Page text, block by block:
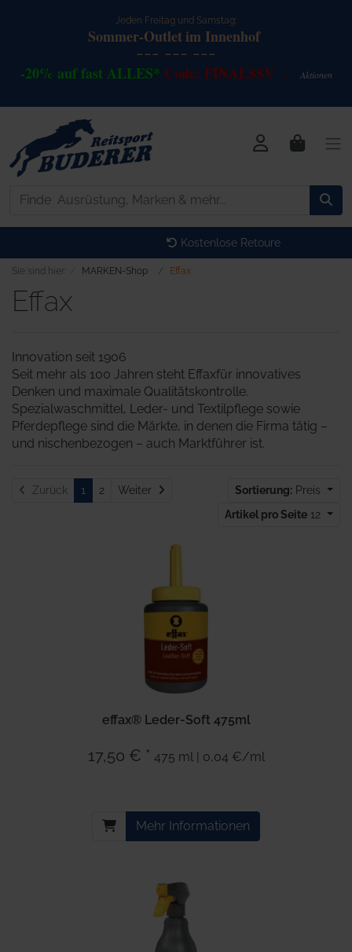
Jeden Freitag und Samstag:
Sommer-Outletim Innenhof
--- --- ---
-20% auf fast ALLES* Code: FINALSSV > Aktionen
Kostenlose Retoure
Sie sind hier: MARKEN-Shop Effax
Effax
Innovation seit 1906
Seit mehr als 100 Jahren steht Effaxfür innovatives
Denken und maximale Qualitätskontrolle.
Spezialwaschmittel, Leder- und Textilpflege sowie
Pferdepflege sind die Märkte, in denen die Firma tätig –
und nischenbezogen – auch Marktführer ist.
Zurück 1 2 Weiter Sortierung: Preis
Artikel pro Seite 12
effax® Leder-Soft 475ml
17,50 € * 475 ml | 0,04 €/ml
Mehr Informationen